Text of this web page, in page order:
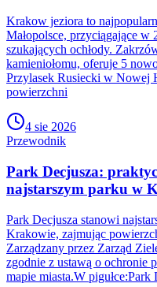
Krakow jeziora to
Małopolsce, przyciągające
szukających ochłody.
kamieniołomu, oferuje 5
Przylasek Rusiecki w Nowej
powierzchni
4 sie 2026
Przewodnik
Park Decjusza:
najstarszym parku w
Park Decjusza stanowi
Krakowie, zajmując
Zarządzany przez Zarząd
zgodnie z ustawą o ochronie
mapie miasta.W pigułce:Park